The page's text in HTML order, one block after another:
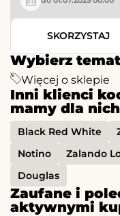
Wybierz
Więcej o sklepie
Inni klienci
mamy dla
Black Red White
Notino
Zalando
Douglas
Zaufane i
aktywnymi
SKORZYSTAJ